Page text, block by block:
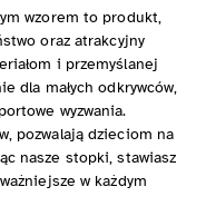
wzorem to produkt,
oraz atrakcyjny
i przemyślanej
dla małych odkrywców,
wyzwania.
pozwalają dzieciom na
nasze stopki, stawiasz
w każdym